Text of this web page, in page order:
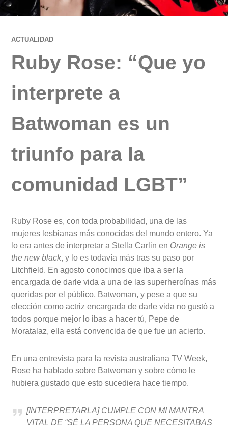
ACTUALIDAD
Ruby Rose: “Que yo
interprete a
Batwoman es un
triunfo para la
comunidad LGBT”
Ruby Rose es, con toda probabilidad, una de las
mujeres lesbianas más conocidas del mundo entero. Ya
lo era antes de interpretar a Stella Carlin en Orange is
the new black, y lo es todavía más tras su paso por
Litchfield. En agosto conocimos que iba a ser la
encargada de darle vida a una de las superheroínas más
queridas por el público, Batwoman, y pese a que su
elección como actriz encargada de darle vida no gustó a
todos porque mejor lo ibas a hacer tú, Pepe de
Moratalaz, ella está convencida de que fue un acierto.
En una entrevista para la revista australiana TV Week,
Rose ha hablado sobre Batwoman y sobre cómo le
hubiera gustado que esto sucediera hace tiempo.
[INTERPRETARLA] CUMPLE CON MI MANTRA
VITAL DE “SÉ LA PERSONA QUE NECESITABAS